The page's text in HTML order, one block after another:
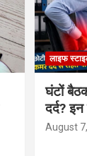
लाइफ
घंटों
दर्द?
August